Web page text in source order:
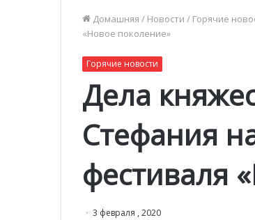
Домашняя / Новости / Горячие
«Новое поколение»
Горячие новости
Дела
Стефания
фестиваля
3 февраля , 2020